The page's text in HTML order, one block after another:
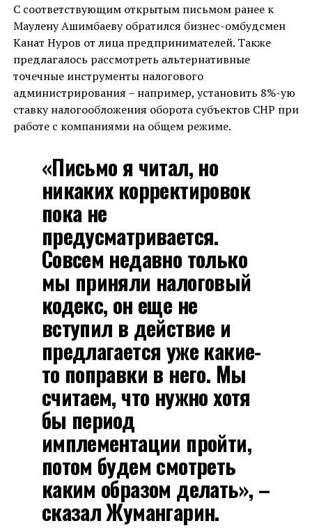
С соответствующим открытым письмом ранее к
Маулену Ашимбаеву обратился бизнес-омбудсмен
Канат Нуров от лица предпринимателей. Также
предлагалось рассмотреть альтернативные
точечные инструменты налогового
администрирования – например, установить 8%-ую
ставку налогообложения оборота субъектов СНР при
работе с компаниями на общем режиме.
«Письмо я читал, но
никаких корректировок
пока не
предусматривается.
Совсем недавно только
мы приняли налоговый
кодекс, он еще не
вступил в действие и
предлагается уже какие-
то поправки в него. Мы
считаем, что нужно хотя
бы период
имплементации пройти,
потом будем смотреть
каким образом делать», –
сказал Жумангарин.